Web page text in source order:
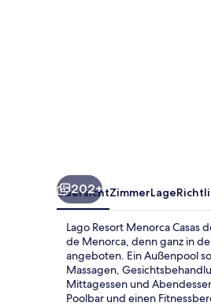
202+
ÜbersichtZimmerLage
Lago Resort Menorca
de Menorca, denn ganz in
angeboten. Ein Außenpool
Massagen,
Mittagessen und
Poolbar und einen